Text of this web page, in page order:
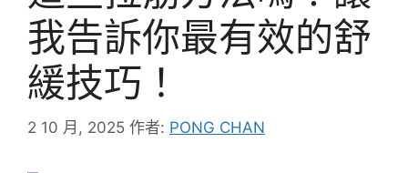
我告訴你最有效的舒
緩技巧！
2 10 月, 2025 作者: PONG CHAN